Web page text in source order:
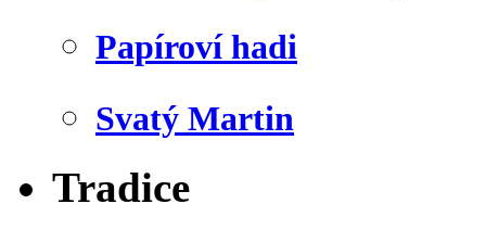
Papíroví hadi
Svatý Martin
Tradice